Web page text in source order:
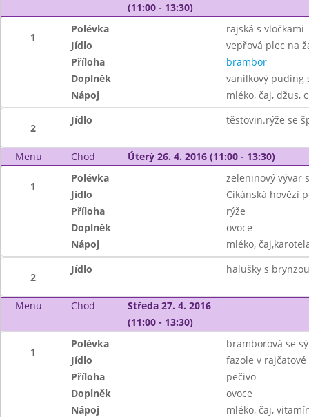
(11:00 - 13:30)
1
Polévka
rajská s vločkami
Jídlo
vepřová plec na
Příloha
brambor
Doplněk
vanilkový puding
Nápoj
mléko, čaj, džus,
2
Jídlo těstovin.rýže se
Menu Chod Úterý 26. 4. 2016 (11:00 - 13:30)
1
Polévka
zeleninový vývar
Jídlo
Cikánská hovězí
Příloha
rýže
Doplněk
ovoce
Nápoj
mléko,
2
Jídlo halušky s brynzou
Menu Chod
Středa 27. 4. 2016
(11:00 - 13:30)
1
Polévka
bramborová se
Jídlo
fazole v rajčatové
Příloha
pečivo
Doplněk
ovoce
Nápoj
mléko, čaj,